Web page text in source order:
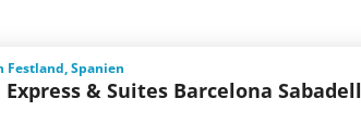
Festland, Spanien
& Suites Barcelona Sabadell